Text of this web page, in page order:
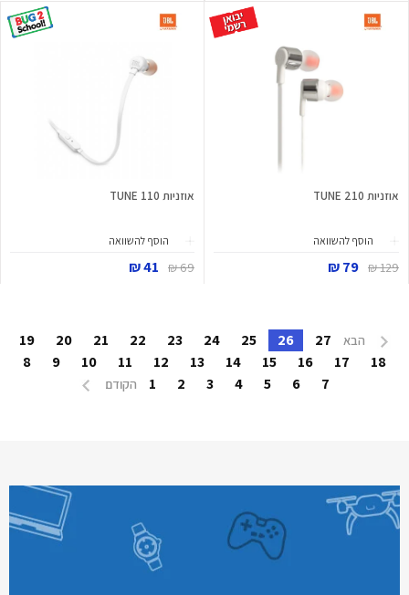
אוזניות TUNE 210
הוסף להשוואה
129 ₪
79 ₪
אוזניות TUNE 110
הוסף להשוואה
69 ₪
41 ₪
הבא 27
26
25
24
23
22
21
20
19
18
17
16
15
14
13
12
11
10
9
8
7
6
5
4
3
2
1 הקודם